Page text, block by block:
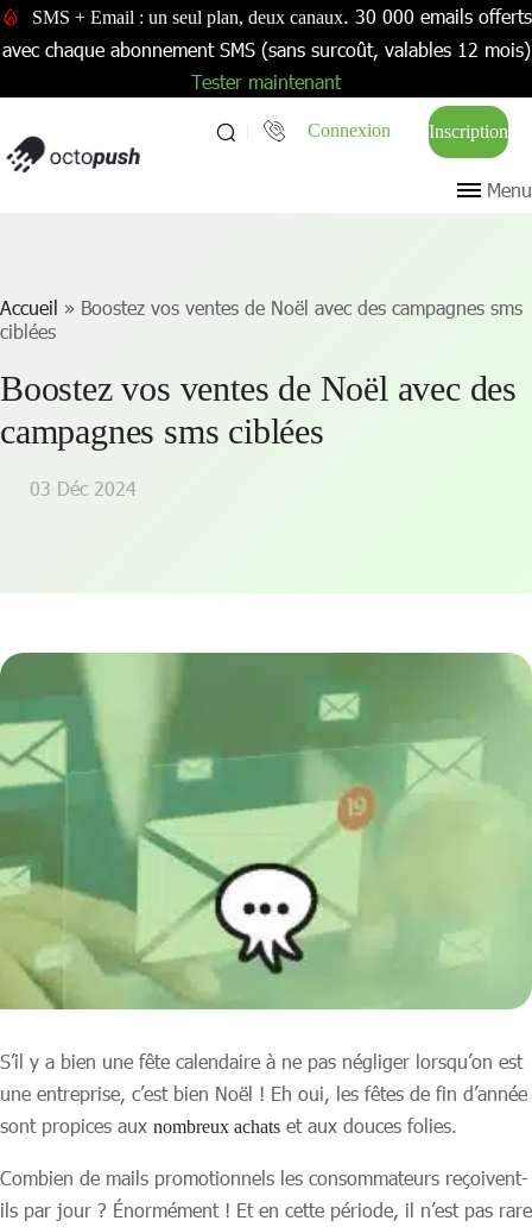
SMS + Email : un seul plan, deux canaux. 30 000 emails offerts
avec chaque abonnement SMS (sans surcoût, valables 12 mois)
Tester maintenant
Connexion Inscription
Menu
Accueil » Boostez vos ventes de Noël avec des campagnes sms
ciblées
Boostez vos ventes de Noël avec des
campagnes sms ciblées
03 Déc 2024
S’il y a bien une fête calendaire à ne pas négliger lorsqu’on est
une entreprise, c’est bien Noël ! Eh oui, les fêtes de fin d’année
sont propices aux nombreux achats et aux douces folies.
Combien de mails promotionnels les consommateurs reçoivent-
ils par jour ? Énormément ! Et en cette période, il n’est pas rare